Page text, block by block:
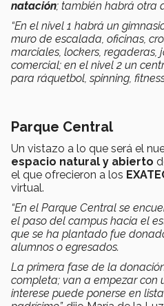
natación; también habrá otra
“En el nivel 1 habrá un
muro de escalada, oficinas,
marciales, lockers, regaderas,
comercial; en el nivel 2 un
para ráquetbol, spinning,
Parque Central
Un vistazo a lo que será el
espacio natural y abierto
el que ofrecieron a los
virtual.
“En el Parque Central se
el paso del campus hacia el
que se ha plantado fue
alumnos o egresados.
La primera fase de la
completa; van a empezar con
interese puede ponerse en